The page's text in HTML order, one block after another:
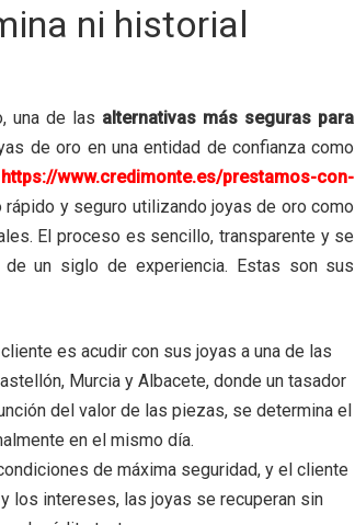
ni historial
una de las alternativas más seguras para
de oro en una entidad de confianza como
https://www.credimonte.es/prestamos-con-
y seguro utilizando joyas de oro como
El proceso es sencillo, transparente y se
un siglo de experiencia. Estas son sus
es acudir con sus joyas a una de las
Murcia y Albacete, donde un tasador
del valor de las piezas, se determina el
en el mismo día.
de máxima seguridad, y el cliente
los intereses, las joyas se recuperan sin